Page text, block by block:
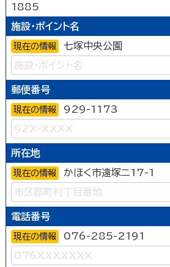
1885
施設・ポイント名
現在の情報 七塚中央公園
郵便番号
現在の情報 929-1173
所在地
現在の情報 かほく市遠塚ニ17-1
電話番号
現在の情報 076-285-2191